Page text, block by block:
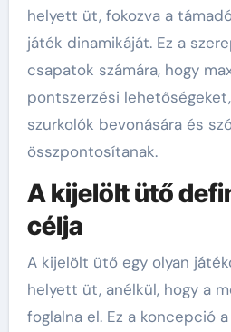
helyett üt, fokozva a
játék dinamikáját. Ez a
csapatok számára, hogy
pontszerzési
szurkolók bevonására és
összpontosítanak.
A kijelölt ütő
célja
A kijelölt ütő egy olyan
helyett üt, anélkül, hogy a
foglalna el. Ez a koncepció